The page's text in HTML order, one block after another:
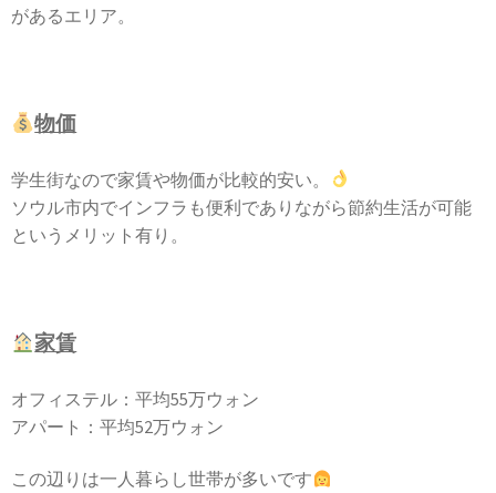
があるエリア。
物価
学生街なので家賃や物価が比較的安い。
ソウル市内でインフラも便利でありながら節約生活が可能
というメリット有り。
家賃
オフィステル：平均55万ウォン
アパート：平均52万ウォン
この辺りは一人暮らし世帯が多いです